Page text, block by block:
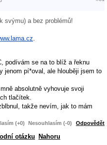
svýmu) a bez problémů!
podívám se na to blíž a řeknu
pí*oval, ale hlouběji jsem to
absolutně vyhovuje svoji
tlačítek.
takže nevím, jak to mám
(+0) Nesouhlasím (-0) Odpovědět
otázku Nahoru